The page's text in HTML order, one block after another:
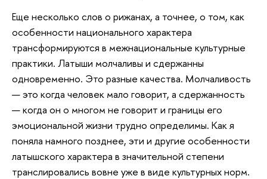
Еще несколько слов о рижанах, а точнее, о том, как
особенности национального характера
трансформируются в межнациональные культурные
практики. Латыши молчаливы и сдержанны
одновременно. Это разные качества. Молчаливость
— это когда человек мало говорит, а сдержанность
— когда он о многом не говорит и границы его
эмоциональной жизни трудно определимы. Как я
поняла намного позднее, эти и другие особенности
латышского характера в значительной степени
транслировались вовне уже в виде культурных норм.